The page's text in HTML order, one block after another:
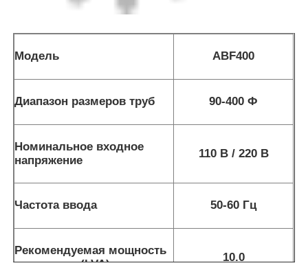
Модель ABF400
Диапазон размеров труб 90-400 Ф
Номинальное входное
напряжение
110 В / 220 В
Частота ввода 50-60 Гц
Рекомендуемая мощность
генератора (kVA)
10.0